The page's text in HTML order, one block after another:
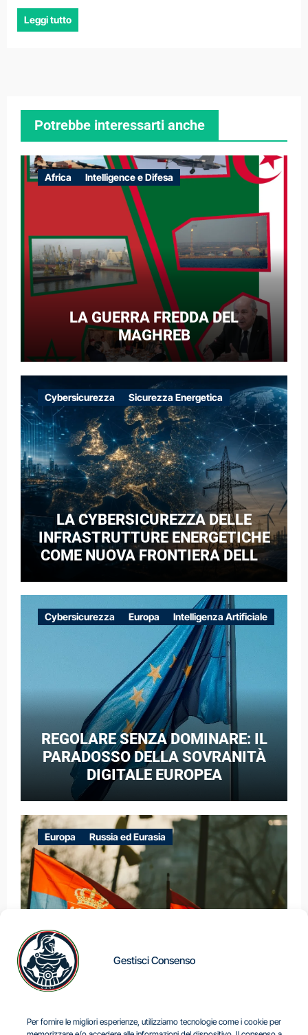
Gestisci Consenso
Per fornire le migliori esperienze, utilizziamo tecnologie come i cookie per
Leggi tutto
Potrebbe interessarti anche
Africa Intelligence e Difesa
LA GUERRA FREDDA DEL
MAGHREB
Cybersicurezza Sicurezza Energetica
LA CYBERSICUREZZA DELLE
INFRASTRUTTURE ENERGETICHE
COME NUOVA FRONTIERA DELLA
CASO DELLE RETI ELETTRICHE
EUROPEE NEL CONTESTO DELLA
GUERRA IBRIDA
Cybersicurezza Europa Intelligenza Artificiale
REGOLARE SENZA DOMINARE: IL
PARADOSSO DELLA SOVRANITÀ
DIGITALE EUROPEA
Europa Russia ed Eurasia